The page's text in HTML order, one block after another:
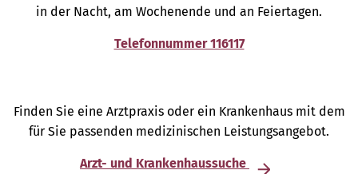
in der Nacht, am Wochenende und an Feiertagen.
Telefonnummer 116117
Finden Sie eine Arztpraxis oder ein Krankenhaus mit dem
für Sie passenden medizinischen Leistungsangebot.
Arzt- und Krankenhaussuche